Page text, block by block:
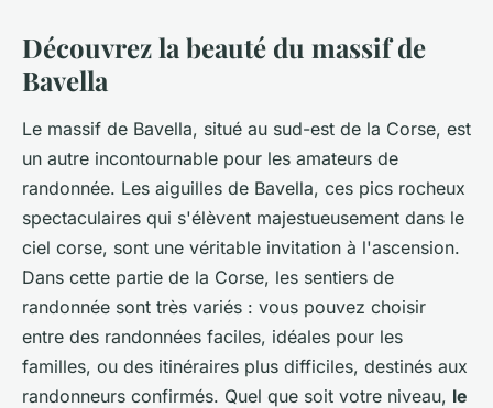
Découvrez la beauté du massif de
Bavella
Le massif de Bavella, situé au sud-est de la Corse, est
un autre incontournable pour les amateurs de
randonnée. Les aiguilles de Bavella, ces pics rocheux
spectaculaires qui s'élèvent majestueusement dans le
ciel corse, sont une véritable invitation à l'ascension.
Dans cette partie de la Corse, les sentiers de
randonnée sont très variés : vous pouvez choisir
entre des randonnées faciles, idéales pour les
familles, ou des itinéraires plus difficiles, destinés aux
randonneurs confirmés. Quel que soit votre niveau, le